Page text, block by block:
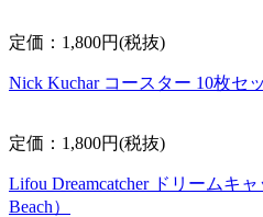
定価：1,800円(税抜)
Nick Kuchar コースター 10枚セッ
定価：1,800円(税抜)
Lifou Dreamcatcher ドリームキ
Beach）